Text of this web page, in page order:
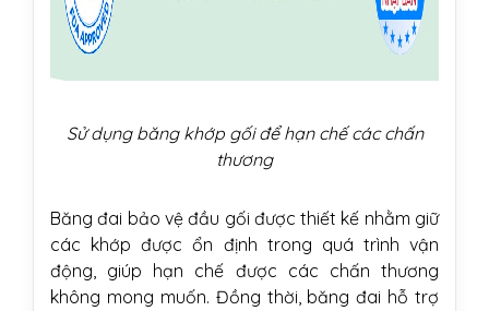
Sử dụng băng khớp gối để hạn chế các chấn
thương
Băng đai bảo vệ đầu gối được thiết kế nhằm giữ
các khớp được ổn định trong quá trình vận
động, giúp hạn chế được các chấn thương
không mong muốn. Đồng thời, băng đai hỗ trợ